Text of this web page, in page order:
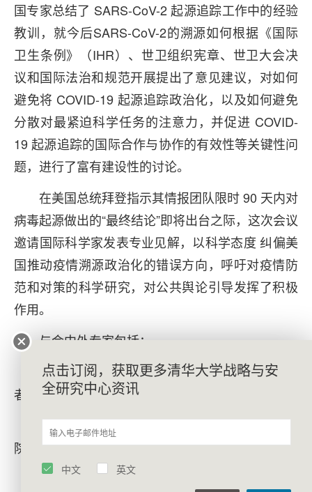
国专家总结了 SARS-CoV-2 起源追踪工作中的经验
教训，就今后SARS-CoV-2的溯源如何根据《国际
卫生条例》（IHR）、世卫组织宪章、世卫大会决
议和国际法治和规范开展提出了意见建议，对如何
避免将 COVID-19 起源追踪政治化，以及如何避免
分散对最紧迫科学任务的注意力，并促进 COVID-
19 起源追踪的国际合作与协作的有效性等关键性问
题，进行了富有建设性的讨论。
在美国总统拜登指示其情报团队限时 90 天内对
病毒起源做出的“最终结论”即将出台之际，这次会议
邀请国际科学家发表专业见解，以科学态度 纠偏美
国推动疫情溯源政治化的错误方向，呼吁对疫情防
范和对策的科学研究，对公共舆论引导发挥了积极
作用。
与会中外专家包括：
吴仲义，芝加哥大学进化生物学教授；长江学
者；中山大学特聘教授
史卫峰，山东第一医科大学、山东省医学科学
院公共卫生学院教授
彼得福斯特，德国明斯特法医遗传学研究所所
点击订阅，获取更多清华大学战略与安
全研究中心资讯
中文 英文